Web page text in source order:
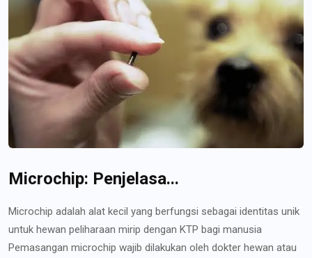
Microchip: Penjelasa...
Microchip adalah alat kecil yang berfungsi sebagai identitas unik
untuk hewan peliharaan mirip dengan KTP bagi manusia
Pemasangan microchip wajib dilakukan oleh dokter hewan atau